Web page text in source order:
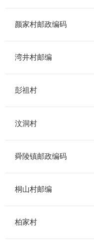
颜家村邮政编码
湾井村邮编
彭祖村
汶洞村
舜陵镇邮政编码
桐山村邮编
柏家村